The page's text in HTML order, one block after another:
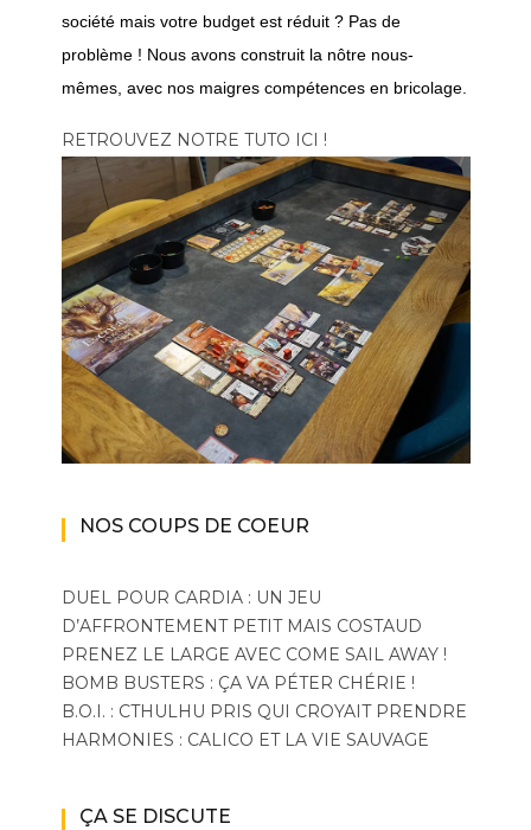
société mais votre budget est réduit ? Pas de
problème ! Nous avons construit la nôtre nous-
mêmes, avec nos maigres compétences en bricolage.
RETROUVEZ NOTRE TUTO ICI !
NOS COUPS DE COEUR
DUEL POUR CARDIA : UN JEU
D’AFFRONTEMENT PETIT MAIS COSTAUD
PRENEZ LE LARGE AVEC COME SAIL AWAY !
BOMB BUSTERS : ÇA VA PÉTER CHÉRIE !
B.O.I. : CTHULHU PRIS QUI CROYAIT PRENDRE
HARMONIES : CALICO ET LA VIE SAUVAGE
ÇA SE DISCUTE